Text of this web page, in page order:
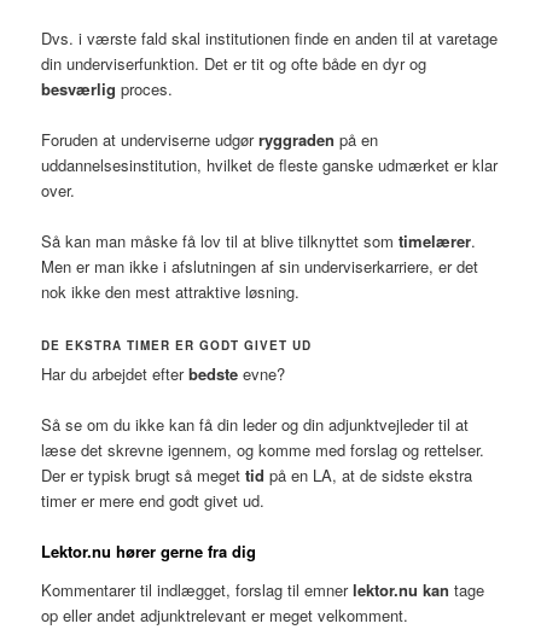
Dvs. i værste fald skal institutionen finde en anden til at varetage
din underviserfunktion. Det er tit og ofte både en dyr og
besværlig proces.
Foruden at underviserne udgørryggraden på en
uddannelsesinstitution, hvilket de fleste ganske udmærket er klar
over.
Så kan man måske få lov til at blive tilknyttet somtimelærer.
Men er man ikke i afslutningen af sin underviserkarriere, er det
nok ikke den mest attraktive løsning.
DE EKSTRA TIMER ER GODT GIVET UD
Har du arbejdet efterbedste evne?
Så se om du ikke kan få din leder og din adjunktvejleder til at
læse det skrevne igennem, og komme med forslag og rettelser.
Der er typisk brugt så megettidpå en LA, at de sidste ekstra
timer er mere end godt givet ud.
Lektor.nu hører gerne fra dig
Kommentarer til indlægget, forslag til emnerlektor.nu kan tage
op eller andet adjunktrelevant er meget velkomment.